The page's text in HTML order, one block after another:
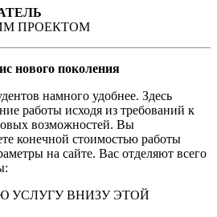
ПРОЕКТОМ
нового поколения
намного удобнее. Здесь
работы исходя из требований к
возможностей. Вы
конечной стоимостью работы
на сайте. Вас отделяют всего
УСЛУГУ ВНИЗУ ЭТОЙ